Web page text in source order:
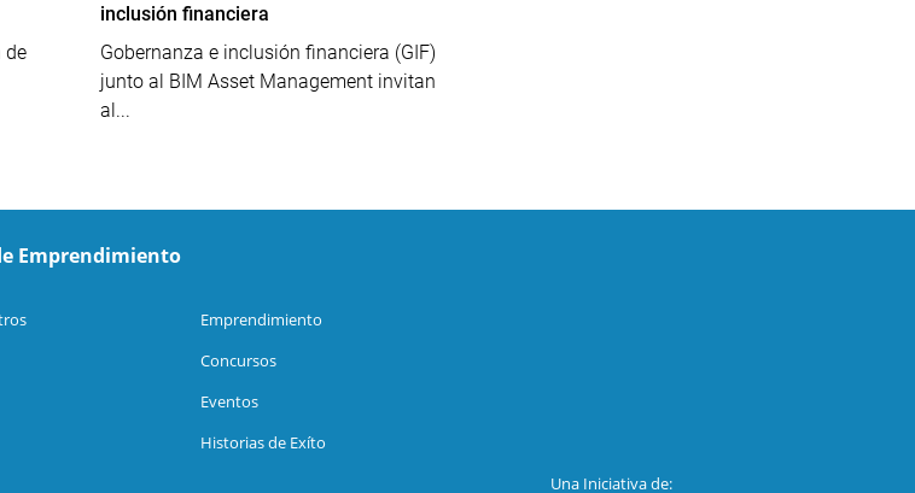
de
inclusión financiera
Gobernanza e inclusión financiera (GIF)
junto al BIM Asset Management invitan
al...
Emprendimiento
Emprendimiento
Concursos
Eventos
Historias de Exíto
Una Iniciativa de: